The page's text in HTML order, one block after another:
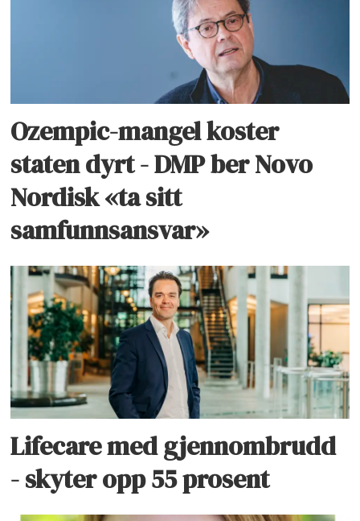
Ozempic-mangel koster
staten dyrt - DMP ber Novo
Nordisk «ta sitt
samfunnsansvar»
Lifecare med gjennombrudd
- skyter opp 55 prosent